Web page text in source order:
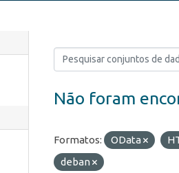
Não foram
Formatos: OData
deban